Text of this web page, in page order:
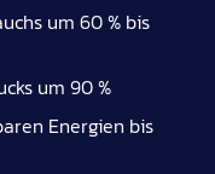
um 60 % bis
um 90 %
Energien bis